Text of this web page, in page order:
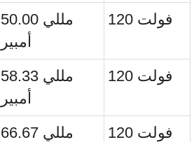
50.00 مللي
أمبير
120 فولت
58.33 مللي
أمبير
120 فولت
66.67 مللي
120 فولت